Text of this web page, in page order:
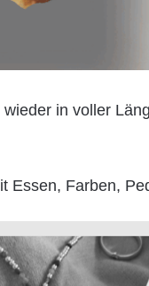
in voller
Essen, Farben,